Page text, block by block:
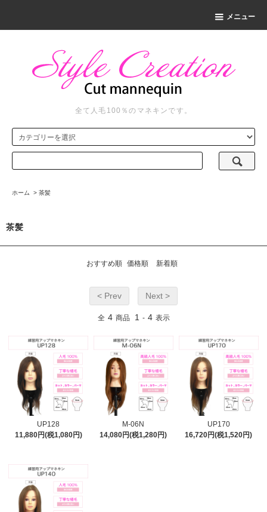
メニュー
全て人毛100％のマネキンです。
ホーム > 茶髪
茶髪
おすすめ順 価格順 新着順
< Prev Next >
全 4 商品 1 - 4 表示
UP128
11,880円(税1,080円)
M-06N
14,080円(税1,280円)
UP170
16,720円(税1,520円)